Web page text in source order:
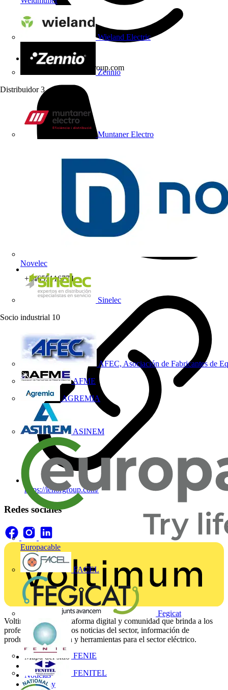
Wieland Electric
Zennio
Distribuidor 3
Muntaner Electro
Novelec
Sinelec
Socio industrial 10
AFEC, Asociación de Fabricantes de
AFME
AGREMIA
ASINEM
Europacable
FACEL
Fegicat
FENIE
FENITEL
pablo.ahualli@lenorgroup.com
+34655116774
https://lenorgroup.com/
Redes sociales
Voltimum es una plataforma digital y comunidad que brinda a los
profesionales eléctricos noticias del sector, información de
productos, formación y herramientas para el sector eléctrico.
Mapa del sitio
Inicio
Noticias
Academy